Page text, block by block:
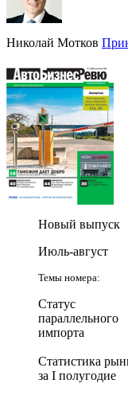
Николай Мотков
Новый выпуск
Июль-август
Темы номера:
Статус
параллельного
импорта
Статистика
за I полугодие